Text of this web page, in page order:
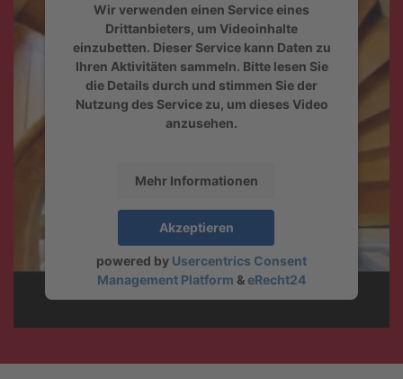
Wir verwenden einen Service eines
Drittanbieters, um Videoinhalte
einzubetten. Dieser Service kann Daten zu
Ihren Aktivitäten sammeln. Bitte lesen Sie
die Details durch und stimmen Sie der
Nutzung des Service zu, um dieses Video
anzusehen.
Mehr Informationen
Akzeptieren
powered by Usercentrics Consent
Management Platform &eRecht24